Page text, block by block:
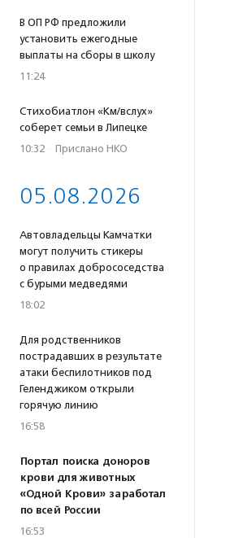
В ОП РФ предложили
установить ежегодные
выплаты на сборы в школу
11:24
Стихобиатлон «Км/вслух»
соберет семьи в Липецке
10:32 · Прислано НКО
05.08.2026
Автовладельцы Камчатки
могут получить стикеры
о правилах добрососедства
с бурыми медведями
18:02
Для родственников
пострадавших в результате
атаки беспилотников под
Геленджиком открыли
горячую линию
16:58
Портал поиска доноров
крови для животных
«Одной Крови» заработал
по всей России
16:53